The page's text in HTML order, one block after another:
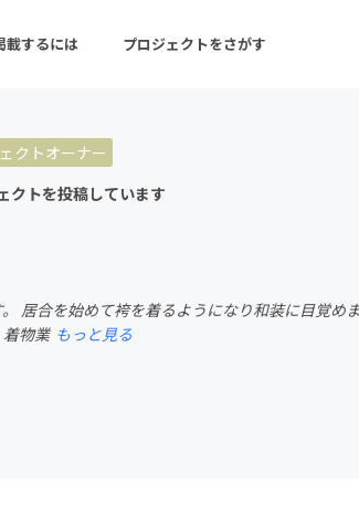
載するには プロジェクトをさがす
プロジェクト
開発 フード・飲食店
クトオーナー
クトを投稿しています
。 居合を始めて袴を着るようになり和装に目覚
物業 もっと見る